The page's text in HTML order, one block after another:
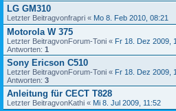
LG GM310
Letzter Beitragvonfrapri « Mo 8. Feb 2010, 08:21
Motorola W 375
Letzter BeitragvonForum-Toni « Fr 18. Dez 2009,
Antworten: 1
Sony Ericson C510
Letzter BeitragvonForum-Toni « Fr 18. Dez 2009,
Antworten: 3
Anleitung für CECT T828
Letzter BeitragvonKathi « Mi 8. Jul 2009, 11:52